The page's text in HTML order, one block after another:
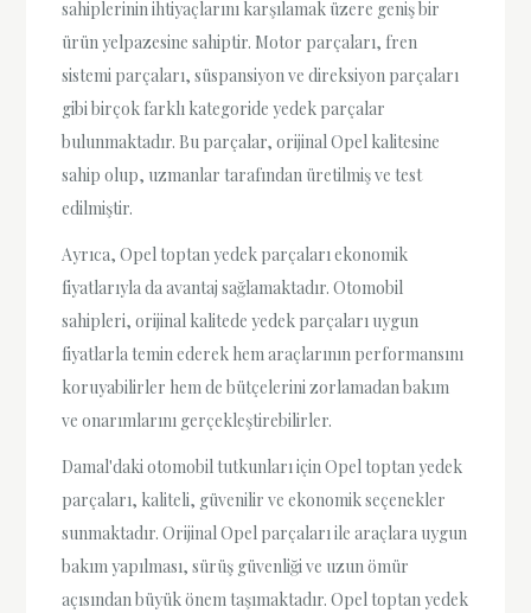
sahiplerinin ihtiyaçlarını karşılamak üzere geniş bir
ürün yelpazesine sahiptir. Motor parçaları, fren
sistemi parçaları, süspansiyon ve direksiyon parçaları
gibi birçok farklı kategoride yedek parçalar
bulunmaktadır. Bu parçalar, orijinal Opel kalitesine
sahip olup, uzmanlar tarafından üretilmiş ve test
edilmiştir.
Ayrıca, Opel toptan yedek parçaları ekonomik
fiyatlarıyla da avantaj sağlamaktadır. Otomobil
sahipleri, orijinal kalitede yedek parçaları uygun
fiyatlarla temin ederek hem araçlarının performansını
koruyabilirler hem de bütçelerini zorlamadan bakım
ve onarımlarını gerçekleştirebilirler.
Damal'daki otomobil tutkunları için Opel toptan yedek
parçaları, kaliteli, güvenilir ve ekonomik seçenekler
sunmaktadır. Orijinal Opel parçaları ile araçlara uygun
bakım yapılması, sürüş güvenliği ve uzun ömür
açısından büyük önem taşımaktadır. Opel toptan yedek